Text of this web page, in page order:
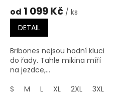
od 1 099 Kč / ks
DETAIL
Bribones nejsou hodní kluci
do řady. Tahle mikina míří
na jezdce,...
S
M L XL 2XL 3XL